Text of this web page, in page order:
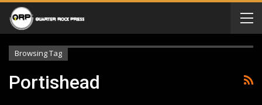
Browsing Tag
Portishead